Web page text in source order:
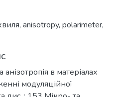
, anisotropy, polarimeter,
в матеріалах
модуляційної